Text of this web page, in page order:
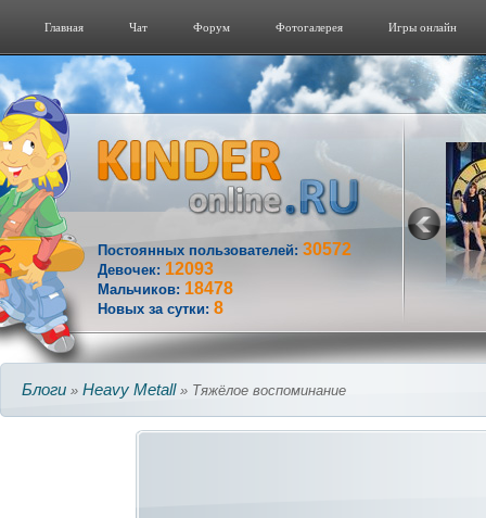
Главная Чат Форум Фотогалерeя Игры онлайн
Постоянных пользователей: 30572
Девочек: 12093
Мальчиков: 18478
Новых за сутки: 8
Блоги » Heavy Metall» Тяжёлое воспоминание